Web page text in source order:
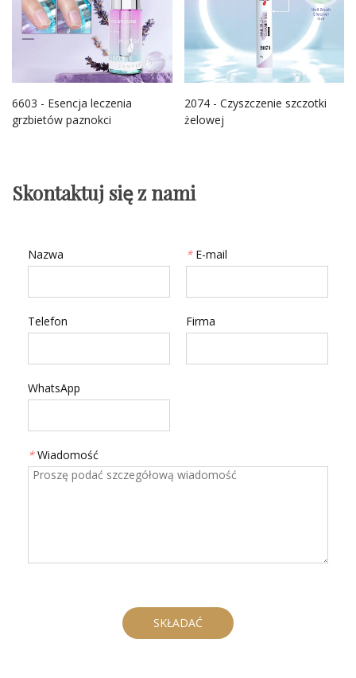
6603 - Esencja leczenia
grzbietów paznokci
2074 - Czyszczenie szczotki
żelowej
Skontaktuj się z nami
Nazwa * E-mail
Telefon Firma
WhatsApp
* Wiadomość
SKŁADAĆ